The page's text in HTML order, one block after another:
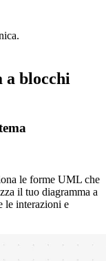
a blocchi
le forme UML che
il tuo diagramma a
le interazioni e